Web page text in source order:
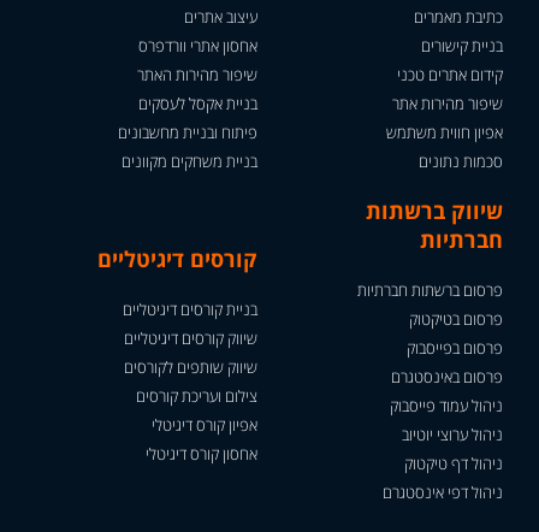
כתיבת מאמרים
בניית קישורים
קידום אתרים טכני
שיפור מהירות אתר
אפיון חווית משתמש
סכמות נתונים
עיצוב אתרים
אחסון אתרי וורדפרס
שיפור מהירות האתר
בניית אקסל לעסקים
פיתוח ובניית מחשבונים
בניית משחקים מקוונים
שיווק ברשתות
חברתיות
פרסום ברשתות חברתיות
פרסום בטיקטוק
פרסום בפייסבוק
פרסום באינסטגרם
ניהול עמוד פייסבוק
ניהול ערוצי יוטיוב
ניהול דף טיקטוק
ניהול דפי אינסטגרם
קורסים דיגיטליים
בניית קורסים דיגיטליים
שיווק קורסים דיגיטליים
שיווק שותפים לקורסים
צילום ועריכת קורסים
אפיון קורס דיגיטלי
אחסון קורס דיגיטלי